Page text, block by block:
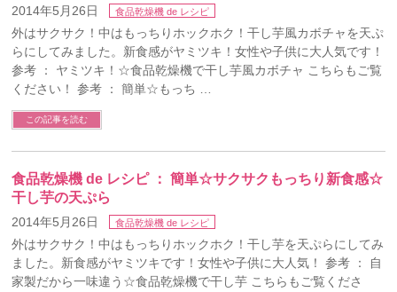
2014年5月26日 食品乾燥機 de レシピ
外はサクサク！中はもっちりホックホク！干し芋風カボチャを天ぷ
らにしてみました。新食感がヤミツキ！女性や子供に大人気です！
参考 ： ヤミツキ！☆食品乾燥機で干し芋風カボチャ こちらもご覧
ください！ 参考 ： 簡単☆もっち …
この記事を読む
食品乾燥機 de レシピ ： 簡単☆サクサクもっちり新食感☆
干し芋の天ぷら
2014年5月26日 食品乾燥機 de レシピ
外はサクサク！中はもっちりホックホク！干し芋を天ぷらにしてみ
ました。新食感がヤミツキです！女性や子供に大人気！ 参考 ： 自
家製だから一味違う☆食品乾燥機で干し芋 こちらもご覧くださ